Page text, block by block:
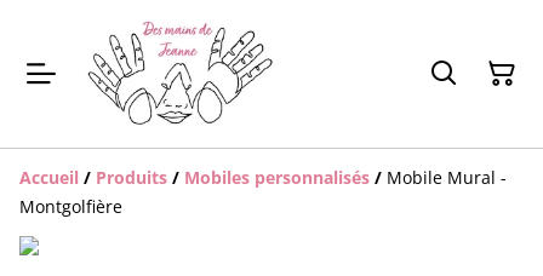
Accueil / Produits / Mobiles personnalisés / Mobile Mural -
Montgolfière